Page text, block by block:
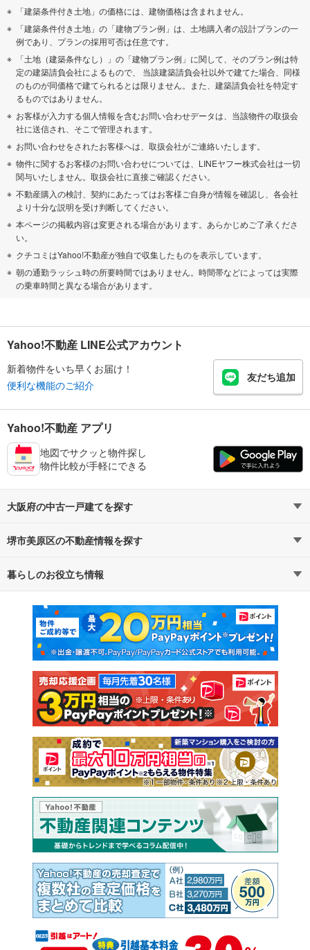
「建築条件付き土地」の価格には、建物価格は含まれません。
「建築条件付き土地」の「建物プラン例」は、土地購入者の設計プランの一
例であり、プランの採用可否は任意です。
「土地（建築条件なし）」の「建物プラン例」に関して、そのプラン例は特
定の建築請負会社によるもので、 当該建築請負会社以外で建てた場合、同様
のものが同価格で建てられるとは限りません。また、建築請負会社を特定す
るものではありません。
お客様が入力する個人情報を含むお問い合わせデータは、当該物件の取扱会
社に送信され、そこで管理されます。
お問い合わせをされたお客様へは、取扱会社がご連絡いたします。
物件に関するお客様のお問い合わせについては、LINEヤフー株式会社は一切
関与いたしません。取扱会社に直接ご確認ください。
不動産購入の検討、契約にあたってはお客様ご自身が情報を確認し、各会社
より十分な説明を受け判断してください。
本ページの掲載内容は変更される場合があります。あらかじめご了承くださ
い。
クチコミはYahoo!不動産が独自で収集したものを表示しています。
朝の通勤ラッシュ時の所要時間ではありません。時間帯などによっては実際
の乗車時間と異なる場合があります。
Yahoo!不動産 LINE公式アカウント
新着物件をいち早くお届け！
便利な機能のご紹介
友だち追加
Yahoo!不動産 アプリ
地図でサクッと物件探し
物件比較が手軽にできる
大阪府の中古一戸建てを探す
路線・駅から探す
通勤・通学時間から探す
堺市美原区の不動産情報を探す
不動産・住宅
新築マンション 中古マンション
新築一戸建て 中古一戸建て
注文住宅 土地
売却査定
暮らしのお役立ち情報
マンションカタログ 教えて！住まいの先生